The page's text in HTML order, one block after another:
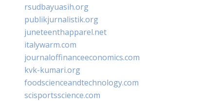
rsudbayuasih.org
publikjurnalistik.org
juneteenthapparel.net
italywarm.com
journaloffinanceeconomics.com
kvk-kumari.org
foodscienceandtechnology.com
scisportsscience.com